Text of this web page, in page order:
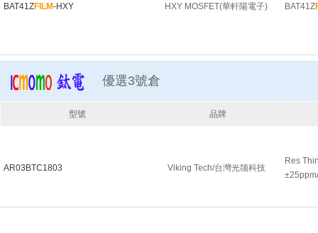
BAT41ZFILM-HXY HXY MOSFET(華軒陽電子) BAT41Z
優選3號倉
型號 品牌
AR03BTC1803 Viking Tech/台灣光颉科技
Res